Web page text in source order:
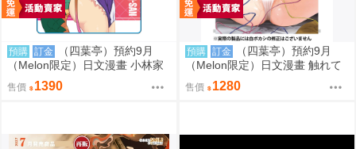
預購 訂金
（四葉亭）預約9月
（Melon限定）日文漫畫 小林家
的女僕龍 (20) 限定版
售價 1390
預購 訂金
（四葉亭）預約9月
（Melon限定）日文漫畫 触れて
はいけない熱 特典：B2掛軸 岩
崎ユウキ
售價 1280